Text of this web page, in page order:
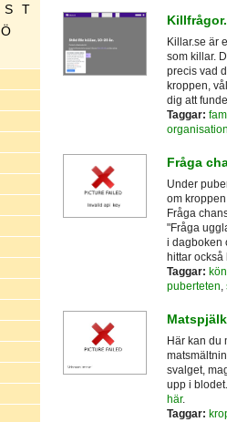
S
T
Ö
Killar.se är
som killar.
precis vad
kroppen,
dig att
Taggar:
Fråga
Under
om
Fråga
"Fråga
i dagboken
hittar
Taggar:
puberteten,
Här kan du
svalget,
upp i
här.
Taggar: